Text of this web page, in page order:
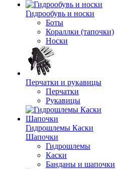
Гидрообувь и носки
Боты
Кораллки (тапочки)
Носки
Перчатки и рукавицы
Перчатки
Рукавицы
Гидрошлемы Каски
Шапочки
Гидрошлемы
Каски
Банданы и шапочки